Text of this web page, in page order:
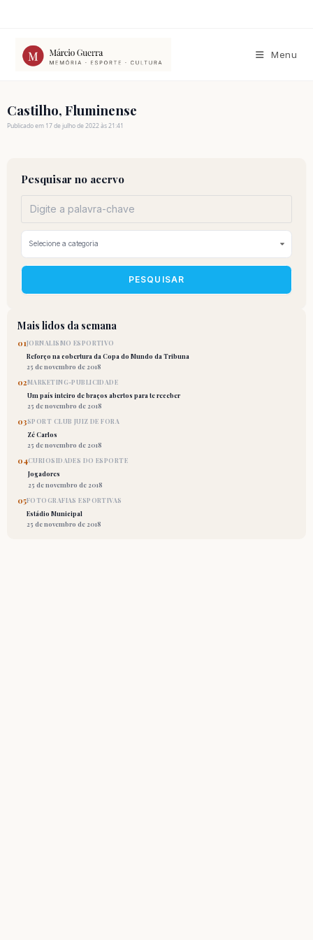
conteúdo
Menu
Castilho, Fluminense
Publicado em 17 de julho de 2022 às 21:41
Pesquisar no acervo
PESQUISAR
Mais lidos da semana
01JORNALISMO ESPORTIVO
Reforço na cobertura da Copa do Mundo da Tribuna
25 de novembro de 2018
02MARKETING-PUBLICIDADE
Um país inteiro de braços abertos para te receber
25 de novembro de 2018
03SPORT CLUB JUIZ DE FORA
Zé Carlos
25 de novembro de 2018
04CURIOSIDADES DO ESPORTE
Jogadores
25 de novembro de 2018
05FOTOGRAFIAS ESPORTIVAS
Estádio Municipal
25 de novembro de 2018